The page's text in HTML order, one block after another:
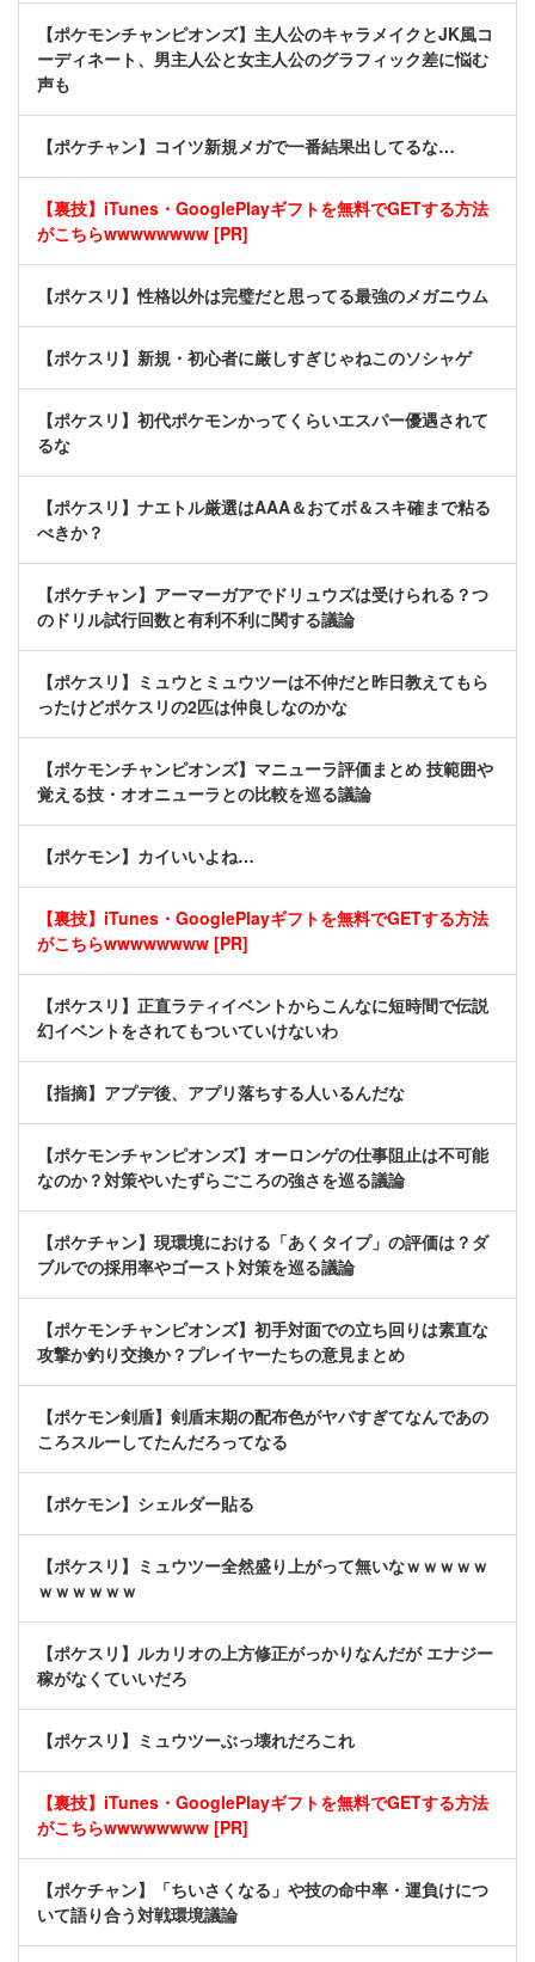
【ポケモンチャンピオンズ】主人公のキャラメイクとJK風コ
ーディネート、男主人公と女主人公のグラフィック差に悩む
声も
【ポケチャン】コイツ新規メガで一番結果出してるな…
【裏技】iTunes・GooglePlayギフトを無料でGETする方法
がこちらwwwwwwww [PR]
【ポケスリ】性格以外は完璧だと思ってる最強のメガニウム
【ポケスリ】新規・初心者に厳しすぎじゃねこのソシャゲ
【ポケスリ】初代ポケモンかってくらいエスパー優遇されて
るな
【ポケスリ】ナエトル厳選はAAA＆おてボ＆スキ確まで粘る
べきか？
【ポケチャン】アーマーガアでドリュウズは受けられる？つ
のドリル試行回数と有利不利に関する議論
【ポケスリ】ミュウとミュウツーは不仲だと昨日教えてもら
ったけどポケスリの2匹は仲良しなのかな
【ポケモンチャンピオンズ】マニューラ評価まとめ 技範囲や
覚える技・オオニューラとの比較を巡る議論
【ポケモン】カイいいよね…
【裏技】iTunes・GooglePlayギフトを無料でGETする方法
がこちらwwwwwwww [PR]
【ポケスリ】正直ラティイベントからこんなに短時間で伝説
幻イベントをされてもついていけないわ
【指摘】アプデ後、アプリ落ちする人いるんだな
【ポケモンチャンピオンズ】オーロンゲの仕事阻止は不可能
なのか？対策やいたずらごころの強さを巡る議論
【ポケチャン】現環境における「あくタイプ」の評価は？ダ
ブルでの採用率やゴースト対策を巡る議論
【ポケモンチャンピオンズ】初手対面での立ち回りは素直な
攻撃か釣り交換か？プレイヤーたちの意見まとめ
【ポケモン剣盾】剣盾末期の配布色がヤバすぎてなんであの
ころスルーしてたんだろってなる
【ポケモン】シェルダー貼る
【ポケスリ】ミュウツー全然盛り上がって無いなｗｗｗｗｗ
ｗｗｗｗｗｗ
【ポケスリ】ルカリオの上方修正がっかりなんだが エナジー
稼がなくていいだろ
【ポケスリ】ミュウツーぶっ壊れだろこれ
【裏技】iTunes・GooglePlayギフトを無料でGETする方法
がこちらwwwwwwww [PR]
【ポケチャン】「ちいさくなる」や技の命中率・運負けにつ
いて語り合う対戦環境議論